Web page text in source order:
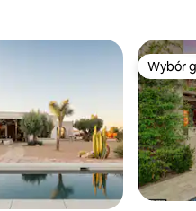
Wybór
Wybór